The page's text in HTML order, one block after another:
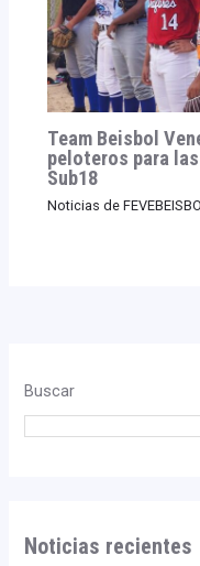
Team Beisbol
peloteros para
Sub18
Noticias de
Buscar
Noticias recientes